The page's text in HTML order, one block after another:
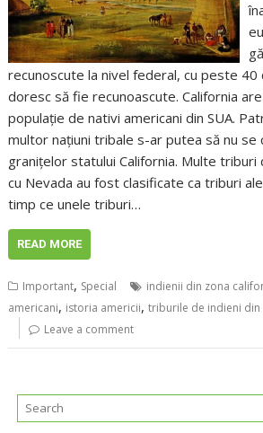
recunoscute la nivel federal, cu peste
doresc să fie recunoascute. California
populație de nativi americani din SUA.
multor națiuni tribale s-ar putea să nu
granițelor statului California. Multe
cu Nevada au fost clasificate ca triburi
timp ce unele triburi…
READ MORE
Important, Special indienii din zona
americani, istoria americii,triburile de indieni din
Leave a comment